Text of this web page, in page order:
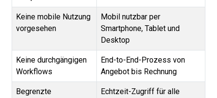
Keine mobile Nutzung
vorgesehen
Mobil nutzbar per
Smartphone, Tablet und
Desktop
Keine durchgängigen
Workflows
End-to-End-Prozess von
Angebot bis Rechnung
Begrenzte
Echtzeit-Zugriff für alle